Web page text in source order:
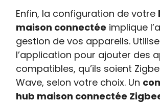
Enfin, la configuration de votre
maison connectée implique
gestion de vos appareils.
l’application pour ajouter des
compatibles, qu’ils soient
Wave, selon votre choix. Un
hub maison connectée